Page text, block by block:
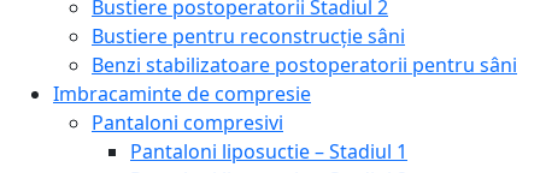
Bustiere postoperatorii Stadiul 2
Bustiere pentru reconstrucție sâni
Benzi stabilizatoare postoperatorii pentru sâni
Imbracaminte de compresie
Pantaloni compresivi
Pantaloni liposuctie – Stadiul 1